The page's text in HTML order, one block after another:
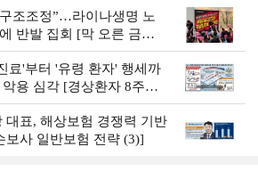
조조정”…라이나생명 노
반발 집회 [막 오른 금융
료'부터 '유령 환자' 행세까
용 심각 [경상환자 8주룰
대표, 해상보험 경쟁력 기반
보사 일반보험 전략 (3)]